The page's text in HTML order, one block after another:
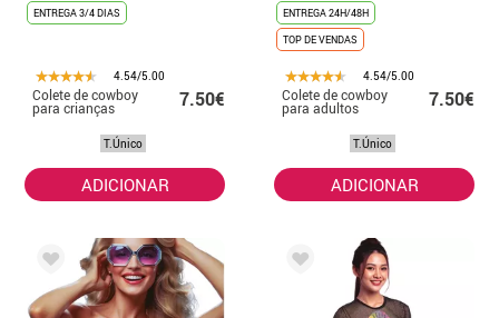
ENTREGA 3/4 DIAS
4.54/5.00
Colete de cowboy
para crianças 7.50€
T.Único
ADICIONAR
ENTREGA 24H/48H
TOP DE VENDAS
4.54/5.00
Colete de cowboy
para adultos 7.50€
T.Único
ADICIONAR